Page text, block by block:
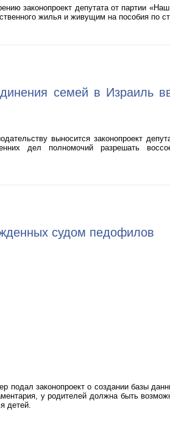
законопроект депутата от партии
жилья и живущим на пособия по
семей в Израиль
выносится законопроект
дел полномочий разрешать
судом педофилов
подал законопроект о создании базы
у родителей должна быть
детей.